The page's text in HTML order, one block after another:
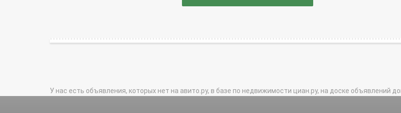
У нас есть объявления, которых нет на авито.ру, в базе по недвижимости циан.ру, на доске объявлений